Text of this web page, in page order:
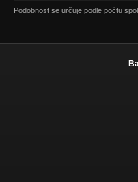
Podobnost se určuje podle počtu